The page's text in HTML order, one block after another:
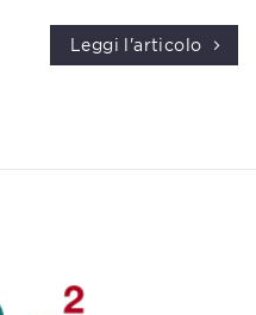
Leggi l'articolo